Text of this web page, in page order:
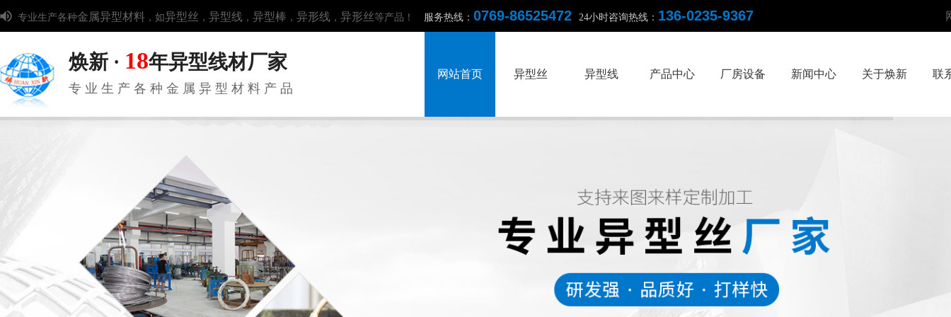
专业生产各种金属异型材料 ，如异型丝 ， 异型线 ， 异型棒 ， 异形线 ， 异形丝等产品！ 服务热线： 0769-86525472 24小时咨询热线： 136-0235-9367
焕新 · 18年异型线材厂家
专业生产各种金属异型材料产品
网站首页 异型丝 异型线 产品中心 厂房设备 新闻中心 关于焕新 联